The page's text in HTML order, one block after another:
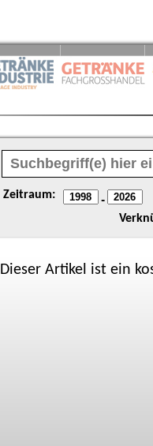
Zeitraum: -
Dieser Artikel ist ein